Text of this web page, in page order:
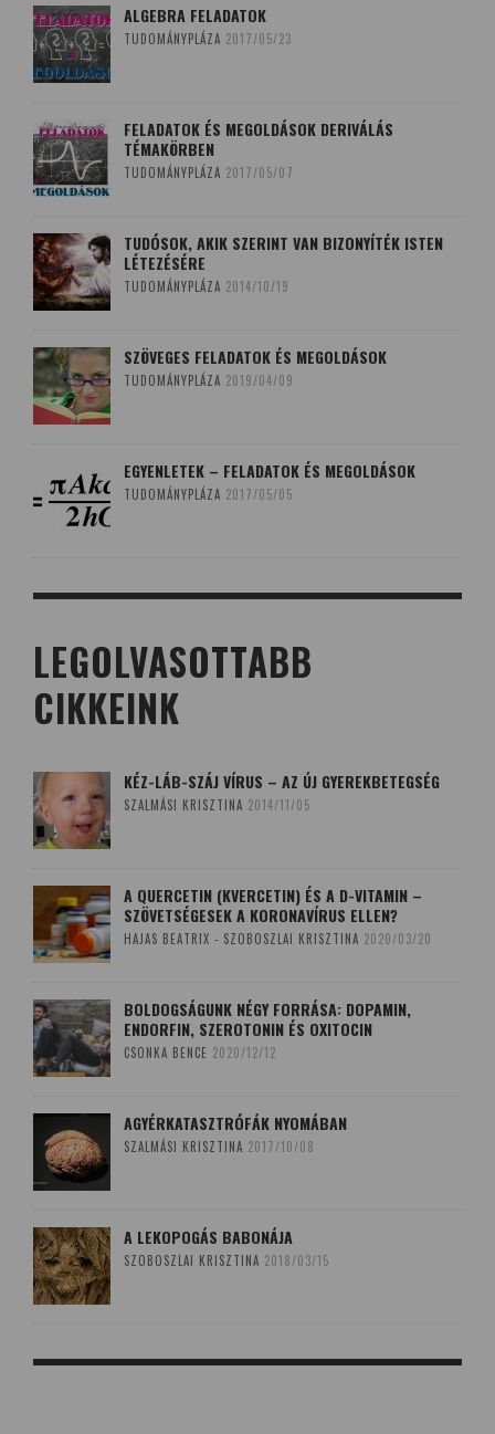
ALGEBRA FELADATOK
TUDOMÁNYPLÁZA 2017/05/23
FELADATOK ÉS MEGOLDÁSOK DERIVÁLÁS
TÉMAKÖRBEN
TUDOMÁNYPLÁZA 2017/05/07
TUDÓSOK, AKIK SZERINT VAN BIZONYÍTÉK ISTEN
LÉTEZÉSÉRE
TUDOMÁNYPLÁZA 2014/10/19
SZÖVEGES FELADATOK ÉS MEGOLDÁSOK
TUDOMÁNYPLÁZA 2019/04/09
EGYENLETEK – FELADATOK ÉS MEGOLDÁSOK
TUDOMÁNYPLÁZA 2017/05/05
LEGOLVASOTTABB
CIKKEINK
KÉZ-LÁB-SZÁJ VÍRUS – AZ ÚJ GYEREKBETEGSÉG
SZALMÁSI KRISZTINA 2014/11/05
A QUERCETIN (KVERCETIN) ÉS A D-VITAMIN –
SZÖVETSÉGESEK A KORONAVÍRUS ELLEN?
HAJAS BEATRIX - SZOBOSZLAI KRISZTINA 2020/03/20
BOLDOGSÁGUNK NÉGY FORRÁSA: DOPAMIN,
ENDORFIN, SZEROTONIN ÉS OXITOCIN
CSONKA BENCE 2020/12/12
AGYÉRKATASZTRÓFÁK NYOMÁBAN
SZALMÁSI KRISZTINA 2017/10/08
A LEKOPOGÁS BABONÁJA
SZOBOSZLAI KRISZTINA 2018/03/15